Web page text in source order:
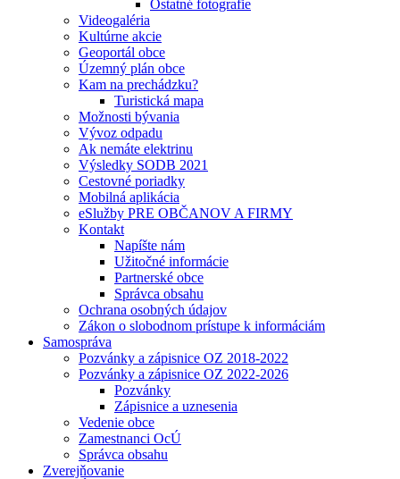
Ostatné fotografie
Videogaléria
Kultúrne akcie
Geoportál obce
Územný plán obce
Kam na prechádzku?
Turistická mapa
Možnosti bývania
Vývoz odpadu
Ak nemáte elektrinu
Výsledky SODB 2021
Cestovné poriadky
Mobilná aplikácia
eSlužby PRE OBČANOV A FIRMY
Kontakt
Napíšte nám
Užitočné informácie
Partnerské obce
Správca obsahu
Ochrana osobných údajov
Zákon o slobodnom prístupe k informáciám
Samospráva
Pozvánky a zápisnice OZ 2018-2022
Pozvánky a zápisnice OZ 2022-2026
Pozvánky
Zápisnice a uznesenia
Vedenie obce
Zamestnanci OcÚ
Správca obsahu
Zverejňovanie